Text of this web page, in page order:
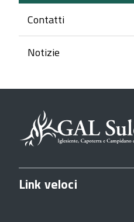
Contatti
Notizie
Link veloci